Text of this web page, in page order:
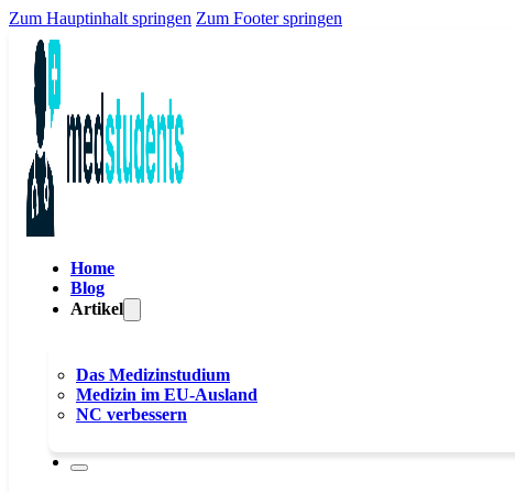
Zum Hauptinhalt springen Zum Footer springen
Home
Blog
Artikel
Das Medizinstudium
Medizin im EU-Ausland
NC verbessern